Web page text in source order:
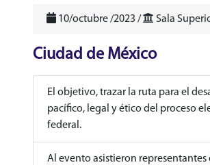
10/octubre /2023 / Sala
Ciudad de México
El objetivo, trazar la ruta para el
pacífico, legal y ético del proceso
federal.
Al evento asistieron representantes